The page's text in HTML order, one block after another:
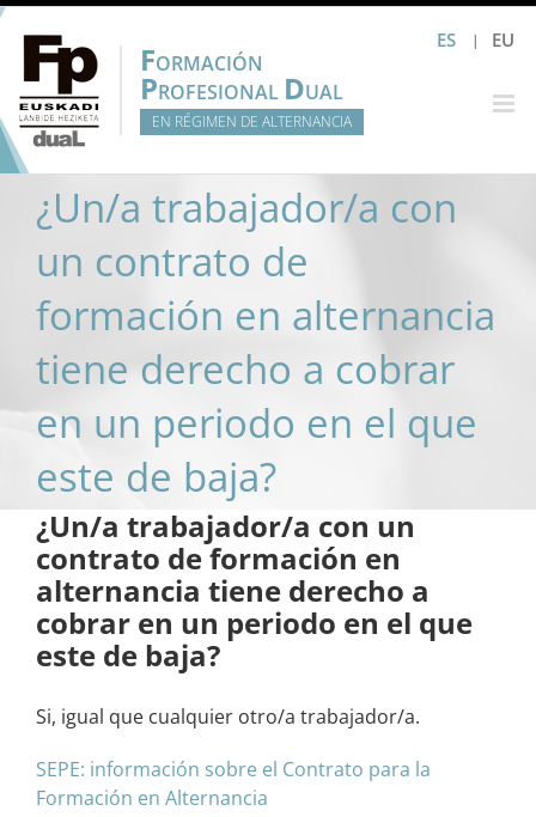
Saltar
contenido
ES EU
FORMACIÓN
PROFESIONAL DUAL
EN RÉGIMEN DE ALTERNANCIA
¿Un/a trabajador/a con
un contrato de
formación en alternancia
tiene derecho a cobrar
en un periodo en el que
este de baja?
¿Un/a trabajador/a con un
contrato de formación en
alternancia tiene derecho a
cobrar en un periodo en el que
este de baja?
Si, igual que cualquier otro/a trabajador/a.
SEPE: información sobre el Contrato para la
Formación en Alternancia